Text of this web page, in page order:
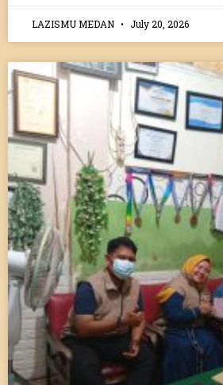
LAZISMU MEDAN July 20, 2026